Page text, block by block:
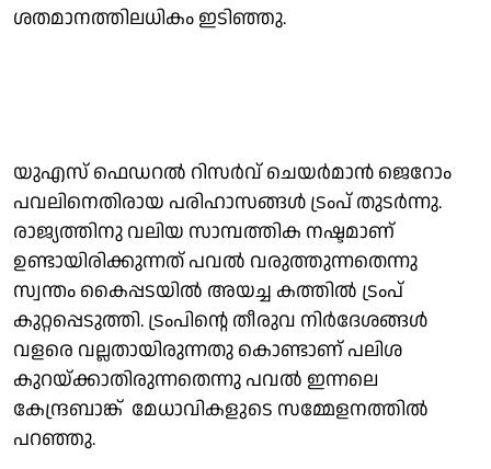
ശതമാനത്തിലധികം ഇടിഞ്ഞു.
യുഎസ് ഫെഡറൽ റിസർവ് ചെയർമാൻ ജെറോം
പവലിനെതിരായ പരിഹാസങ്ങൾ ട്രംപ് തുടർന്നു.
രാജ്യത്തിനു വലിയ സാമ്പത്തിക നഷ്ടമാണ്
ഉണ്ടായിരിക്കുന്നത് പവൽ വരുത്തുന്നതെന്നു
സ്വന്തം കൈപ്പടയിൽ അയച്ച കത്തിൽ ട്രംപ്
കുറ്റപ്പെടുത്തി. ട്രംപിൻ്റെ തീരുവ നിർദേശങ്ങൾ
വളരെ വല്ലതായിരുന്നതു കൊണ്ടാണ് പലിശ
കുറയ്ക്കാതിരുന്നതെന്നു പവൽ ഇന്നലെ
കേന്ദ്രബാങ്ക് മേധാവികളുടെ സമ്മേളനത്തിൽ
പറഞ്ഞു.